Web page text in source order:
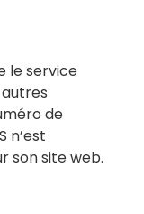
le service
autres
de
n’est
son site web.